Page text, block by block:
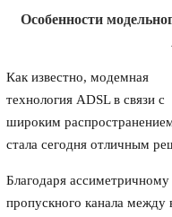
Особенности
Как известно, модемная
технология ADSL в связи с
широким
стала сегодня отличным
Благодаря
пропускного канала